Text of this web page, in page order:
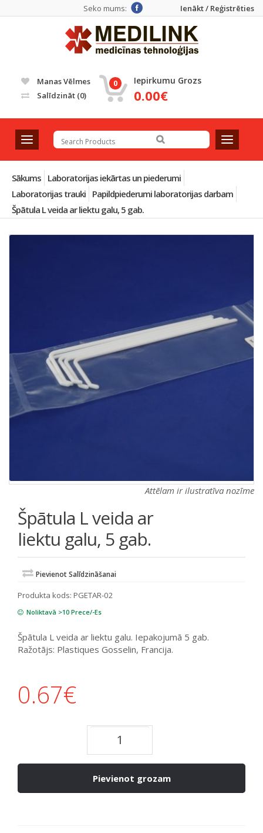
Ienākt / Reģistrēties
Seko mums:
Manas Vēlmes
Salīdzināt (0)
0 Iepirkumu Grozs
0.00€
T
o
g
g
e
n
v
T
o
g
e
v
n
Sākums Laboratorijas iekārtas un piederumi
Laboratorijas trauki Papildpiederumi laboratorijas darbam
Špātula L veida ar liektu galu, 5 gab.
Attēlam ir ilustratīva nozīme
Špātula L veida ar
liektu galu, 5 gab.
Pievienot Salīdzināšanai
Produkta kods: PGETAR-02
Noliktavā >10 Prece/-Es
Špātula L veida ar liektu galu. Iepakojumā 5 gab.
Ražotājs: Plastiques Gosselin, Francija.
0.67€
Pievienot grozam